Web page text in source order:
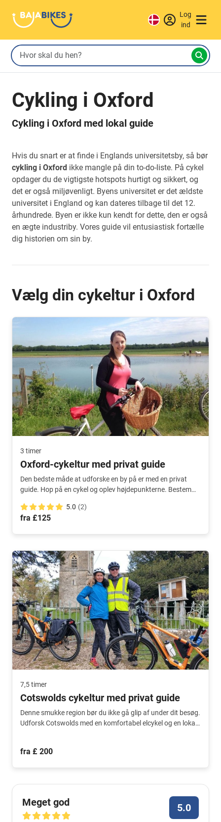
Log
ind
Cykling i Oxford
Cykling i Oxford med lokal guide
Hvis du snart er at finde i Englands universitetsby, så bør
cykling i Oxford ikke mangle på din to-do-liste. På cykel
opdager du de vigtigste hotspots hurtigt og sikkert, og
det er også miljøvenligt. Byens universitet er det ældste
universitet i England og kan dateres tilbage til det 12.
århundrede. Byen er ikke kun kendt for dette, den er også
en ægte industriby. Vores guide vil entusiastisk fortælle
dig historien om sin by.
Vælg din cykeltur i Oxford
3 timer
Oxford-cykeltur med privat guide
Den bedste måde at udforske en by på er med en privat
guide. Hop på en cykel og oplev højdepunkterne. Bestem
5.0 (2)
fra £125
7,5 timer
Cotswolds cykeltur med privat guide
Denne smukke region bør du ikke gå glip af under dit besøg.
Udforsk Cotswolds med en komfortabel elcykel og en lokal
fra £ 200
Meget god 5.0